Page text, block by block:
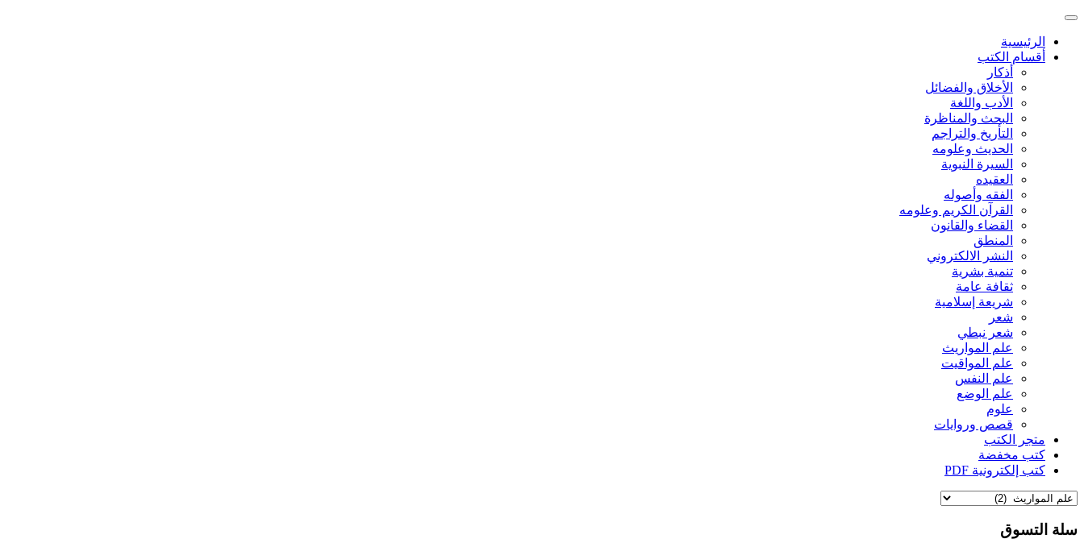
الرئيسية
أقسام الكتب
أذكار
الأخلاق والفضائل
الأدب واللغة
البحث والمناظرة
التأريخ والتراجم
الحديث وعلومه
السيرة النبوية
العقيده
الفقه وأصوله
القرآن الكريم وعلومه
القضاء والقانون
المنطق
النشر الالكتروني
تنمية بشرية
ثقافة عامة
شريعة إسلامية
شعر
شعر نبطي
علم المواريث
علم المواقيت
علم النفس
علم الوضع
علوم
قصص وروايات
متجر الكتب
كتب مخفضة
كتب إلكترونية PDF
سلة التسوق